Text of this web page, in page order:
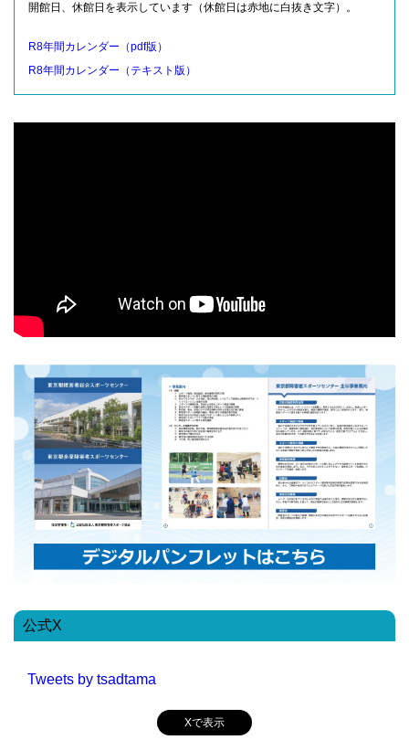
開館日、休館日を表示しています（休館日は赤地に白抜き文字）。
R8年間カレンダー（pdf版）
R8年間カレンダー（テキスト版）
公式X
Tweets by tsadtama
Xで表示